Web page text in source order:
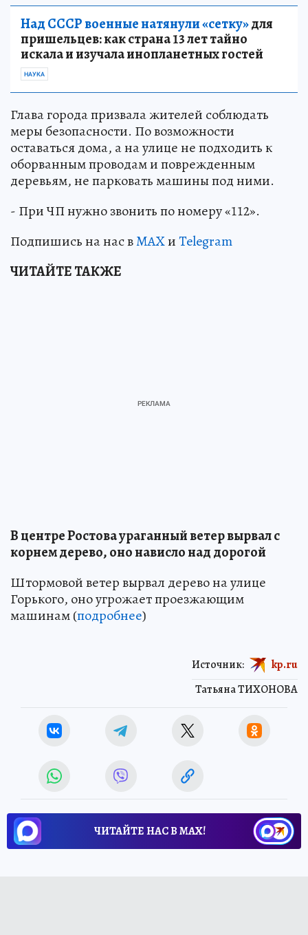
Над СССР военные натянули «сетку»для
пришельцев: как страна 13 лет тайно
искала и изучала инопланетных гостей
НАУКА
Глава города призвала жителей соблюдать
меры безопасности. По возможности
оставаться дома, а на улице не подходить к
оборванным проводам и поврежденным
деревьям, не парковать машины под ними.
- При ЧП нужно звонить по номеру «112».
Подпишись на нас вMAXиTelegram
ЧИТАЙТЕ ТАКЖЕ
В центре Ростова ураганный ветер вырвал с
корнем дерево, оно нависло над дорогой
Штормовой ветер вырвал дерево на улице
Горького, оно угрожает проезжающим
машинам (подробнее)
Татьяна ТИХОНОВА
Источник: kp.ru
ЧИТАЙТЕ НАС В МАХ!